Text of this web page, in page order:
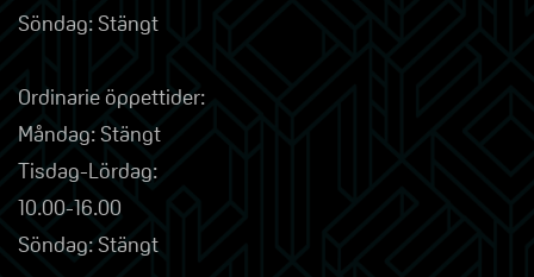
Söndag: Stängt
Ordinarie öppettider:
Måndag: Stängt
Tisdag-Lördag:
10.00-16.00
Söndag: Stängt